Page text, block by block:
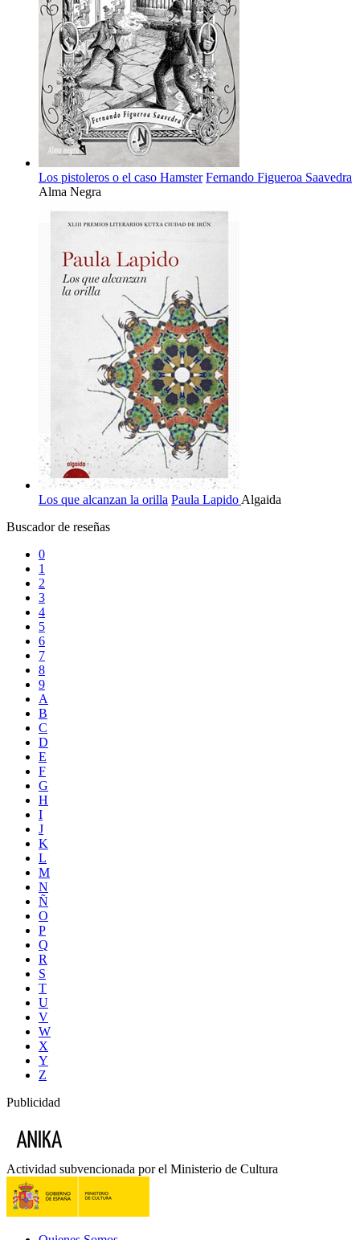
Los pistoleros o el caso Hamster Fernando Figueroa Saavedra
Alma Negra
Los que alcanzan la orilla Paula Lapido Algaida
Buscador de reseñas
0
1
2
3
4
5
6
7
8
9
A
B
C
D
E
F
G
H
I
J
K
L
M
N
Ñ
O
P
Q
R
S
T
U
V
W
X
Y
Z
Publicidad
Actividad subvencionada por el Ministerio de Cultura